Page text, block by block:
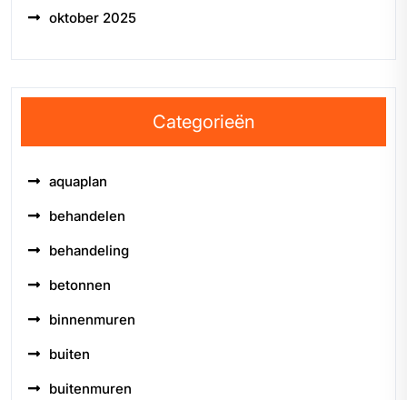
oktober 2025
Categorieën
aquaplan
behandelen
behandeling
betonnen
binnenmuren
buiten
buitenmuren